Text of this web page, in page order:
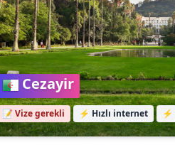
Cezayir
📝 Vize gerekli ⚡ Hızlı internet ⚡